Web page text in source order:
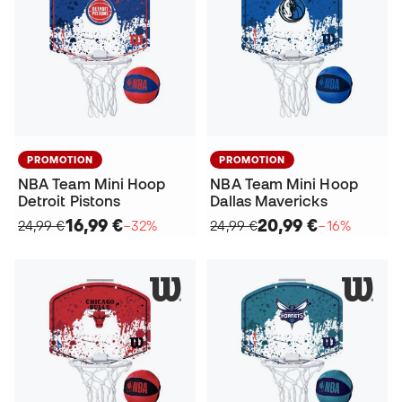
PROMOTION
NBA Team Mini Hoop
Detroit Pistons
24,99 €16,99 €−32%
PROMOTION
NBA Team Mini Hoop
Dallas Mavericks
24,99 €20,99 €−16%